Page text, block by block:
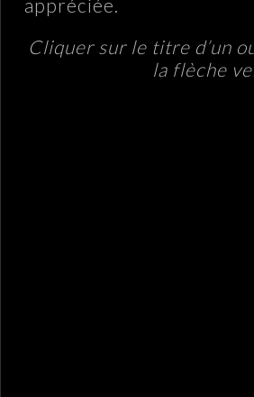
appréciée.
Cliquer sur le titre d’un
la flèche